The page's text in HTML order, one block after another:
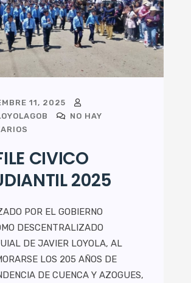
11, 2025
NO HAY
CIVICO
2025
POR EL GOBIERNO
DESCENTRALIZADO
DE JAVIER LOYOLA, AL
LOS 205 AÑOS DE
DE CUENCA Y AZOGUES,